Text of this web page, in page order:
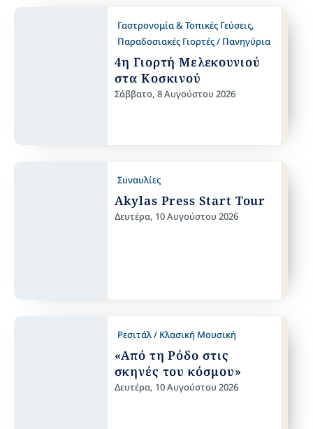
Γαστρονομία & Τοπικές Γεύσεις,
Παραδοσιακές Γιορτές / Πανηγύρια
4η Γιορτή Μελεκουνιού
στα Κοσκινού
Σάββατο, 8 Αυγούστου 2026
Συναυλίες
Akylas Press Start Tour
Δευτέρα, 10 Αυγούστου 2026
Ρεσιτάλ / Κλασική Μουσική
«Από τη Ρόδο στις
σκηνές του κόσμου»
Δευτέρα, 10 Αυγούστου 2026